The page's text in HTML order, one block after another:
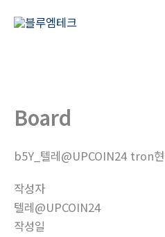
Board
b5Y_텔레@UPCOIN24 tron
작성자
텔레@UPCOIN24
작성일